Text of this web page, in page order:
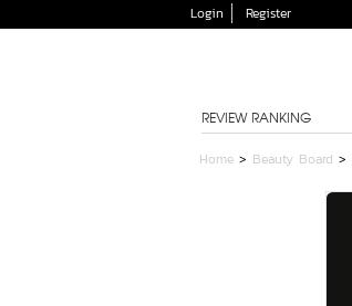
Login Register
REVIEW RANKING
Home > Beauty Board >